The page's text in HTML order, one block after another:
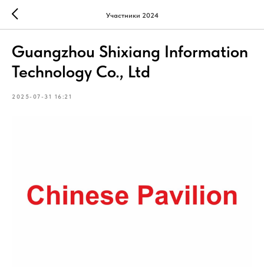
Участники 2024
Guangzhou Shixiang Information
Technology Co., Ltd
2025-07-31 16:21